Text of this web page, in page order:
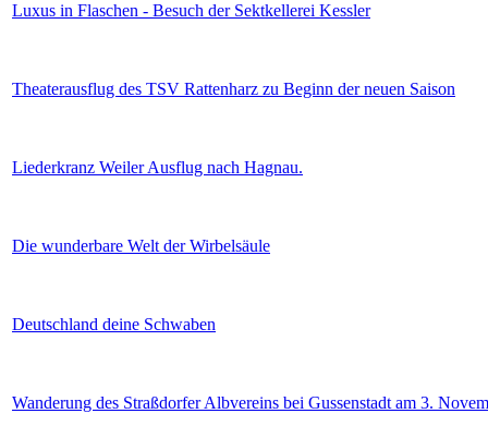
Luxus in Flaschen - Besuch der Sektkellerei Kessler
Theaterausflug des TSV Rattenharz zu Beginn der neuen Saison
Liederkranz Weiler Ausflug nach Hagnau.
Die wunderbare Welt der Wirbelsäule
Deutschland deine Schwaben
Wanderung des Straßdorfer Albvereins bei Gussenstadt am 3.